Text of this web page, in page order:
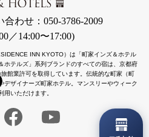
わせ：050-3786-2009
／14:00〜17:00)
INN KYOTO）は「町家インズ＆ホテル
ホテルズ」系列ブランドのすべての宿は、京都府
館業許可を取得しています。 伝統的な町家（町
デザイナーズ町家ホテル。マンスリーやウィーク
用いただけます。